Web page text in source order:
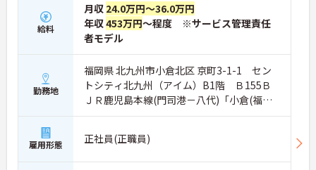
給料
月収 24.0万円～36.0万円
年収453万円～程度 ※サービス管理責任
者モデル
勤務地
福岡県 北九州市小倉北区 京町3-1-1 セン
トシティ北九州（アイム）B1階 Ｂ155Ｂ
ＪＲ鹿児島本線(門司港－八代)「小倉(福岡)
駅」徒歩3分
雇用形態 正社員(正職員)